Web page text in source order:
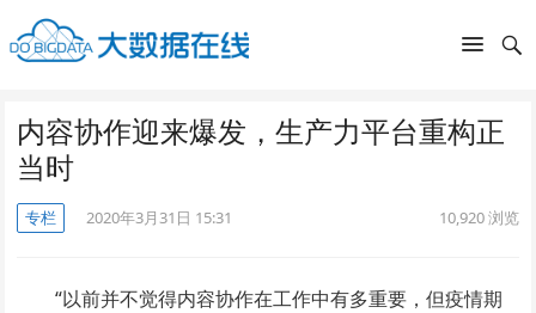
内容协作迎来爆发，生产力平台重构正
当时
专栏 2020年3月31日 15:31 10,920浏览
“以前并不觉得内容协作在工作中有多重要，但疫情期